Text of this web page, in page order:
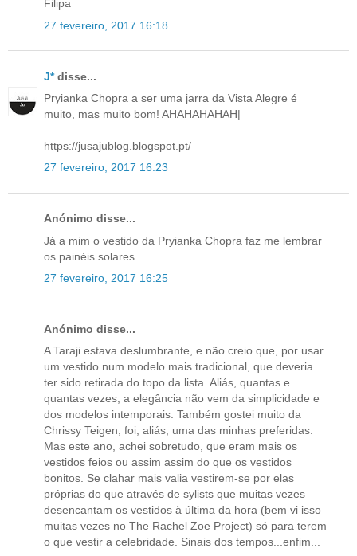
Filipa
27 fevereiro, 2017 16:18
J*disse...
Pryianka Chopra a ser uma jarra da Vista Alegre é
muito, mas muito bom! AHAHAHAHAH|
https://jusajublog.blogspot.pt/
27 fevereiro, 2017 16:23
Anónimo disse...
Já a mim o vestido da Pryianka Chopra faz me lembrar
os painéis solares...
27 fevereiro, 2017 16:25
Anónimo disse...
A Taraji estava deslumbrante, e não creio que, por usar
um vestido num modelo mais tradicional, que deveria
ter sido retirada do topo da lista. Aliás, quantas e
quantas vezes, a elegância não vem da simplicidade e
dos modelos intemporais. Também gostei muito da
Chrissy Teigen, foi, aliás, uma das minhas preferidas.
Mas este ano, achei sobretudo, que eram mais os
vestidos feios ou assim assim do que os vestidos
bonitos. Se clahar mais valia vestirem-se por elas
próprias do que através de sylists que muitas vezes
desencantam os vestidos à última da hora (bem vi isso
muitas vezes no The Rachel Zoe Project) só para terem
o que vestir a celebridade. Sinais dos tempos...enfim...